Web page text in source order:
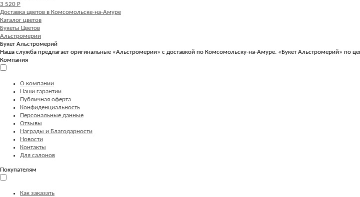
3 520 Р
Доставка цветов в Комсомольске-на-Амуре
Каталог цветов
Букеты Цветов
Альстромерии
Букет Альстромерий
Наша служба предлагает оригинальные «Альстромерии» с доставкой по Комсомольску-на-Амуре. «Букет Альстромерий» по
Компания
О компании
Наши гарантии
Публичная оферта
Конфиденциальность
Персональные данные
Отзывы
Награды и Благодарности
Новости
Контакты
Для салонов
Покупателям
Как заказать